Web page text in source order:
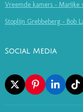
Vreemde kamers - Marijke
Stoplijn Grebbeberg - Bob
Social Media
X
P
I
N
L
I
N
T
I
K